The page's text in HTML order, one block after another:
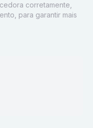
corretamente,
para garantir mais